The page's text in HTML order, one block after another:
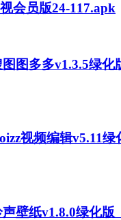
会员版24-117.apk
图图多多v1.3.5绿
视频编辑v5.11
声壁纸v1.8.0绿化